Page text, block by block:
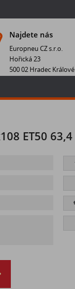
Najdete nás
Europneu CZ s.r.o.
Hořická 23
500 02 Hradec Králové
ET50 63,4